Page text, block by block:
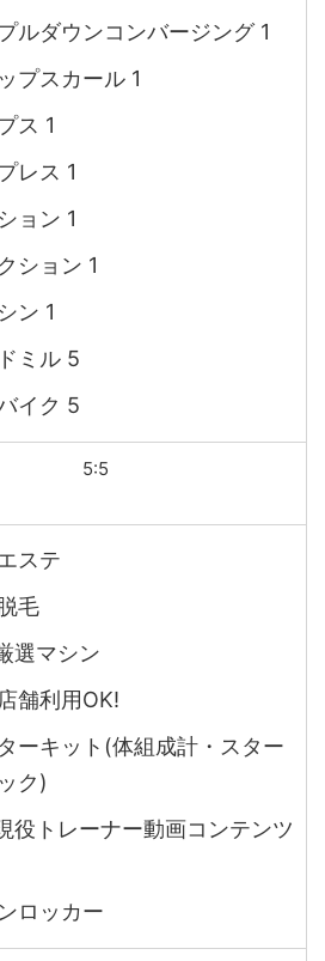
ルダウンコンバージング 1
プスカール 1
ス 1
レス 1
ョン 1
ション 1
ン 1
ミル 5
イク 5
5:5
ステ
毛
選マシン
舗利用OK!
ーキット(体組成計・スター
ク)
役トレーナー動画コンテンツ
ロッカー